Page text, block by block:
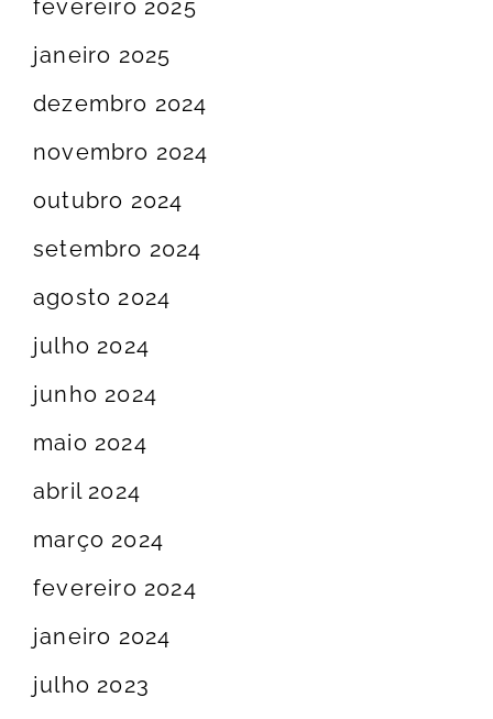
fevereiro 2025
janeiro 2025
dezembro 2024
novembro 2024
outubro 2024
setembro 2024
agosto 2024
julho 2024
junho 2024
maio 2024
abril 2024
março 2024
fevereiro 2024
janeiro 2024
julho 2023